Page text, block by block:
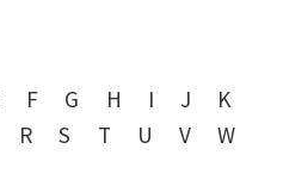
F G H I J
K
R S T U V
W